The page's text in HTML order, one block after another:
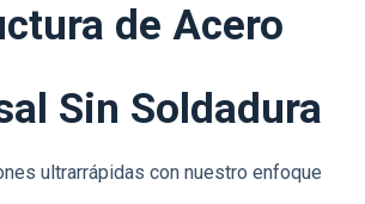
de Acero
Sin Soldadura
ultrarrápidas con nuestro enfoque